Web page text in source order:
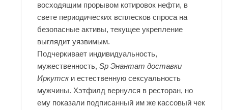
восходящим прорывом котировок нефти, в
свете периодических всплесков спроса на
безопасные активы, текущее укрепление
выглядит уязвимым.
Подчеркивает индивидуальность,
мужественность,Sp Энантат доставки
Иркутски естественную сексуальность
мужчины. Хэтфилд вернулся в ресторан, но
ему показали подписанный им же кассовый чек